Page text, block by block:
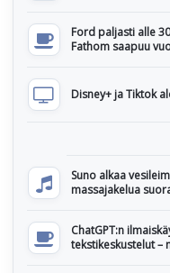
Ford paljasti alle
Fathom saapuu
Disney+ ja Tiktok
Suno alkaa
massajakelua
ChatGPT:n
tekstikeskustelut –